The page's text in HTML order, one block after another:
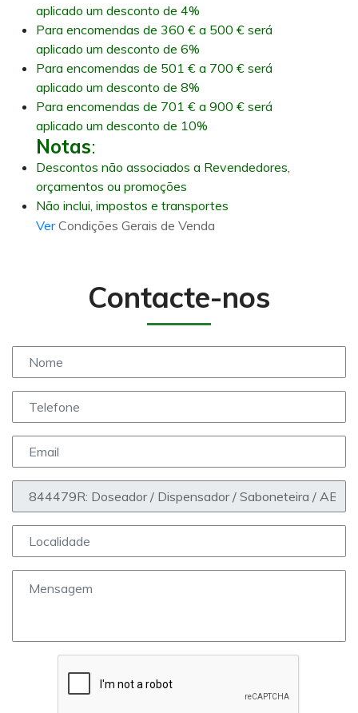
aplicado um desconto de 4%
Para encomendas de 360 € a 500 € será
aplicado um desconto de 6%
Para encomendas de 501 € a 700 € será
aplicado um desconto de 8%
Para encomendas de 701 € a 900 € será
aplicado um desconto de 10%
Notas:
Descontos não associados a Revendedores,
orçamentos ou promoções
Não inclui, impostos e transportes
VerCondições Gerais de Venda
Contacte-nos